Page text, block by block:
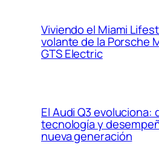
Viviendo el Miami
volante de la Porsche
GTS Electric
El Audi Q3 evoluciona:
tecnología y
nueva generación